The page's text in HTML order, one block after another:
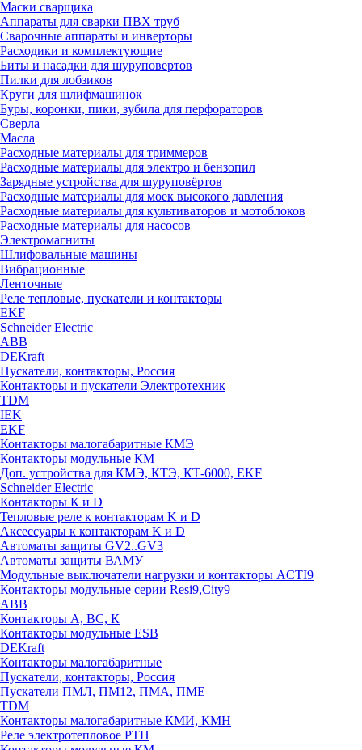
Маски сварщика
Аппараты для сварки ПВХ труб
Сварочные аппараты и инверторы
Расходики и комплектующие
Биты и насадки для шуруповертов
Пилки для лобзиков
Круги для шлифмашинок
Буры, коронки, пики, зубила для перфораторов
Сверла
Масла
Расходные материалы для триммеров
Расходные материалы для электро и бензопил
Зарядные устройства для шуруповёртов
Расходные материалы для моек высокого давления
Расходные материалы для культиваторов и мотоблоков
Расходные материалы для насосов
Электромагниты
Шлифовальные машины
Вибрационные
Ленточные
Реле тепловые, пускатели и контакторы
EKF
Schneider Electric
ABB
DEKraft
Пускатели, контакторы, Россия
Контакторы и пускатели Электротехник
TDM
IEK
EKF
Контакторы малогабаритные КМЭ
Контакторы модульные КМ
Доп. устройства для КМЭ, КТЭ, КТ-6000, EKF
Schneider Electric
Контакторы К и D
Тепловые реле к контакторам K и D
Аксессуары к контакторам K и D
Автоматы защиты GV2..GV3
Автоматы защиты ВАМУ
Модульные выключатели нагрузки и контакторы ACTI9
Контакторы модульные серии Resi9,City9
ABB
Контакторы А, ВС, К
Контакторы модульные ESB
DEKraft
Контакторы малогабаритные
Пускатели, контакторы, Россия
Пускатели ПМЛ, ПМ12, ПМА, ПМЕ
TDM
Контакторы малогабаритные КМИ, КМН
Реле электротепловое РТН